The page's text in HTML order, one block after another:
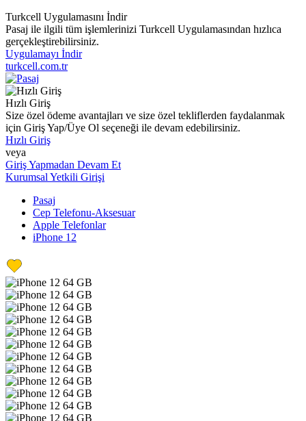
Turkcell Uygulamasını İndir
Pasaj ile ilgili tüm işlemlerinizi Turkcell Uygulamasından hızlıca
gerçekleştirebilirsiniz.
Uygulamayı İndir
turkcell.com.tr
Hızlı Giriş
Size özel ödeme avantajları ve size özel tekliflerden faydalanmak
için Giriş Yap/Üye Ol seçeneği ile devam edebilirsiniz.
Hızlı Giriş
veya
Giriş Yapmadan Devam Et
Kurumsal Yetkili Girişi
Pasaj
Cep Telefonu-Aksesuar
Apple Telefonlar
iPhone 12